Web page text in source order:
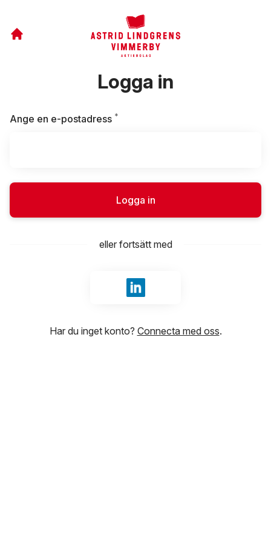
Logga in
Ange en e-postadress *
Logga in
eller fortsätt med
Logga in med LinkedIn
Har du inget konto? Connecta med oss.